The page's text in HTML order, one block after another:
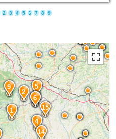
2 3 4 5 6 7 8 9
15
14
13
9
6
5
4
2
1